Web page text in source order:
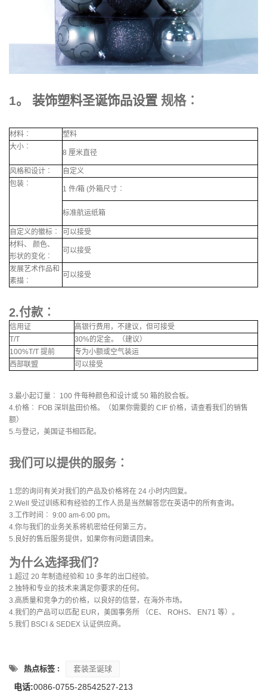
1。 装饰塑料圣诞饰品设置 规格︰
材料︰
塑料
大小︰
8 厘米直径
风格和设计︰
自定义
包装︰
1 件/箱 (外箱尺寸︰
标准航运纸箱
自定义的徽标︰
可以接受
材料、 颜色、
形状的变化︰
可以接受
发展艺术作品和
素描︰
可以接受
2.付款︰
信用证
高银行费用，不建议，但可接受
T/T
30%的定金。（建议）
100%T/T 提前
专为小额或空气装运
西部联盟
可以接受
3.最小起订量︰ 100 件每种颜色和设计或 50 箱的胶合板。
4.价格︰ FOB 深圳盐田价格。（如果你需要的 CIF 价格，请查看我们的销售
额）
5.与登记，美国证书相匹配。
我们可以提供的服务︰
1.您的询问有关对我们的产品及价格将在 24 小时内回复。
2.Well 受过训练和有经验的工作人员是当然解答您在英语中的所有查询。
3.工作时间︰ 9:00 am-6:00 pm。
4.你与我们的业务关系将机密给任何第三方。
5.良好的售后服务提供，如果你有问题请回来。
为什么选择我们？
1.超过 20 年制造经验和 10 多年的出口经验。
2.独特和专业的技术来满足你要求的任何。
3.高质量和竞争力的价格，以良好的信誉，在海外市场。
4.我们的产品可以匹配 EUR，美国事务所 （CE、 ROHS、 EN71 等）。
5.我们 BSCI & SEDEX 认证供应商。
热点标签 : 套装圣诞球
电话:0086-0755-28542527-213